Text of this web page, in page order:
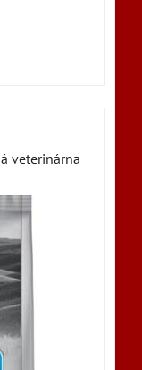
veterinárna